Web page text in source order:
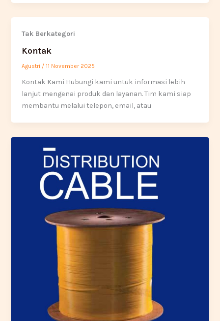
Tak Berkategori
Kontak
Agustri /11 November 2025
Kontak Kami Hubungi kami untuk informasi lebih
lanjut mengenai produk dan layanan. Tim kami siap
membantu melalui telepon, email, atau